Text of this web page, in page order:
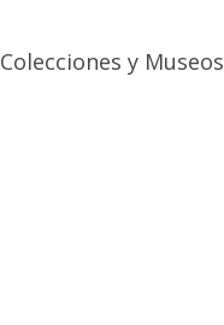
Colecciones y Museos